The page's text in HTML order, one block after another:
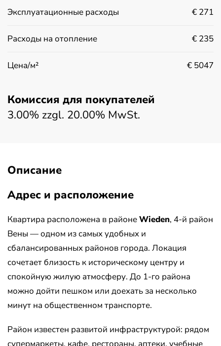
Эксплуатационные расходы € 271
Расходы на отопление € 235
Цена/м² € 5047
Комиссия для покупателей
3.00% zzgl. 20.00% MwSt.
Описание
Адрес и расположение
Квартира расположена в районеWieden, 4-й район
Вены — одном из самых удобных и
сбалансированных районов города. Локация
сочетает близость к историческому центру и
спокойную жилую атмосферу. До 1-го района
можно дойти пешком или доехать за несколько
минут на общественном транспорте.
Район известен развитой инфраструктурой: рядом
супермаркеты, кафе, рестораны, аптеки, учебные